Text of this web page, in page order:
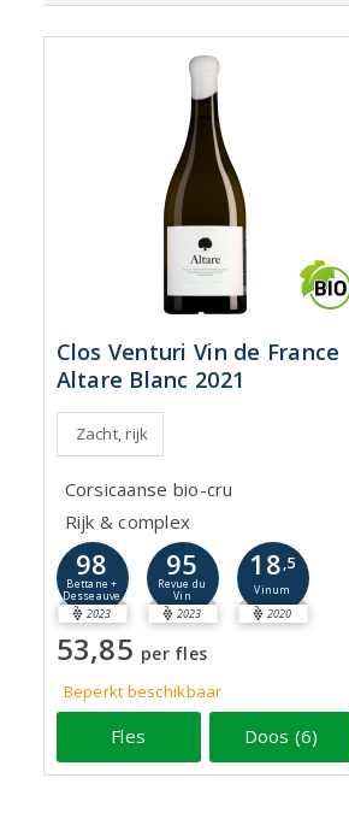
Clos Venturi Vin de France
Altare Blanc 2021
Zacht, rijk
Corsicaanse bio-cru
Rijk & complex
98
Bettane +
Desseauve
2023
95
Revue du
Vin
2023
18,5
Vinum
2020
53,85 per fles
Beperkt beschikbaar
Fles Doos (6)